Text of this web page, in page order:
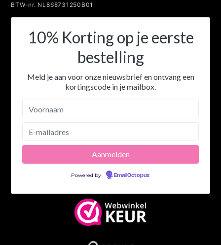
BTW-nr. NL868731250B01
10% Korting op je eerste
bestelling
Meld je aan voor onze nieuwsbrief en ontvang een
kortingscode in je mailbox.
Powered by EmailOctopus